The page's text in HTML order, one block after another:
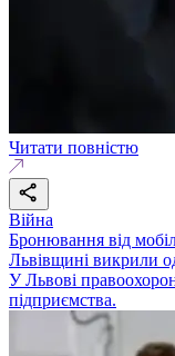
Читати повністю
Війна
Бронювання від
Львівщині викрили
У Львові
підприємства.